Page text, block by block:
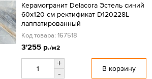
Керамогранит Delacora Эстель синий
60x120 см ректификат D120228L
лаппатированный
Код товара: 167518
3'255 р./м2
+
-
В корзину